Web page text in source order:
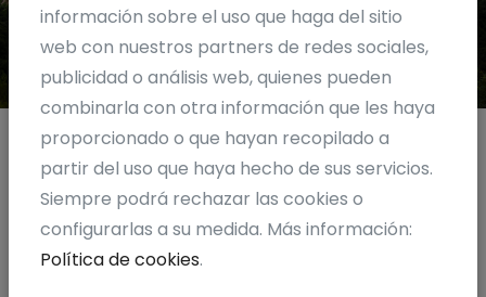
información sobre el uso que haga del sitio
web con nuestros partners de redes sociales,
publicidad o análisis web, quienes pueden
combinarla con otra información que les haya
proporcionado o que hayan recopilado a
partir del uso que haya hecho de sus servicios.
Siempre podrá rechazar las cookies o
configurarlas a su medida. Más información:
Política de cookies.